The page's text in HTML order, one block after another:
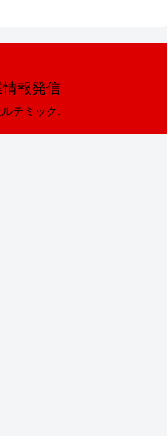
報発信
テミック.